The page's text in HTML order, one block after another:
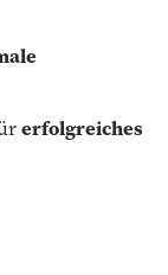
erfolgreiches